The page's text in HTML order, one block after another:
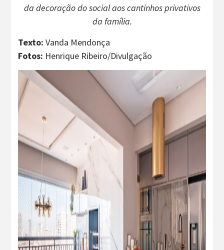
da decoração do social aos cantinhos privativos
da família.
Texto: Vanda Mendonça
Fotos: Henrique Ribeiro/Divulgação